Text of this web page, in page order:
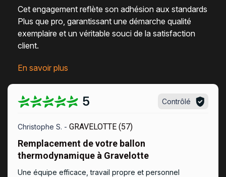
Cet engagement reflète son adhésion aux standards
Plus que pro, garantissant une démarche qualité
exemplaire et un véritable souci de la satisfaction
client.
En savoir plus
5 Contrôlé
Christophe S. - GRAVELOTTE (57)
Remplacement de votre ballon
thermodynamique à Gravelotte
Une équipe efficace, travail propre et personnel